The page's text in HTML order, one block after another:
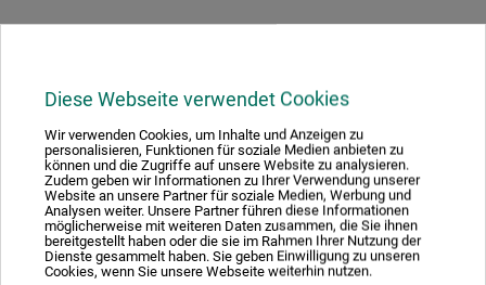
Diese Webseite verwendet Cookies
Wir verwenden Cookies, um Inhalte und Anzeigen zu
personalisieren, Funktionen für soziale Medien anbieten zu
können und die Zugriffe auf unsere Website zu analysieren.
Zudem geben wir Informationen zu Ihrer Verwendung unserer
Website an unsere Partner für soziale Medien, Werbung und
Analysen weiter. Unsere Partner führen diese Informationen
möglicherweise mit weiteren Daten zusammen, die Sie ihnen
bereitgestellt haben oder die sie im Rahmen Ihrer Nutzung der
Dienste gesammelt haben. Sie geben Einwilligung zu unseren
Cookies, wenn Sie unsere Webseite weiterhin nutzen.
Hersteller-Kontakt
Hier finden Sie die Kontaktdaten des Herstellers zu
diesem Produkt.
Edition Michael Fischer GmbH
Donnersbergstr. 7